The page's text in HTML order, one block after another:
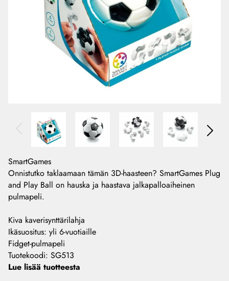
SmartGames
Onnistutko taklaamaan tämän 3D-haasteen? SmartGames Plug
and Play Ball on hauska ja haastava jalkapalloaiheinen
pulmapeli.
Kiva kaverisynttärilahja
Ikäsuositus: yli 6-vuotiaille
Fidget-pulmapeli
Tuotekoodi: SG513
Lue lisää tuotteesta